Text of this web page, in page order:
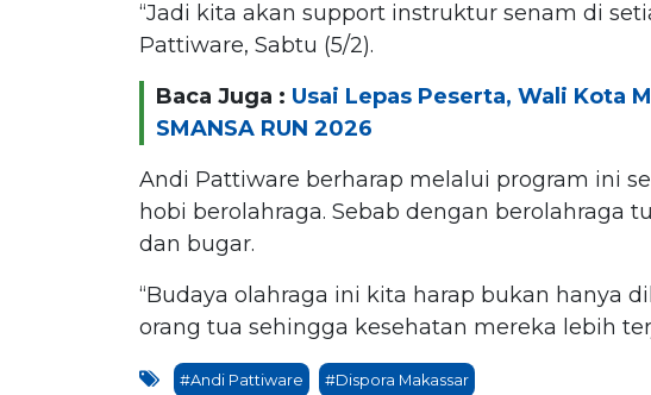
“Jadi kita akan support instruktur senam di
Pattiware, Sabtu (5/2).
Baca Juga : Usai Lepas Peserta, Wali Kota
SMANSA RUN 2026
Andi Pattiware berharap melalui program ini
hobi berolahraga. Sebab dengan berolahraga
dan bugar.
“Budaya olahraga ini kita harap bukan hanya
orang tua sehingga kesehatan mereka lebih
#Andi Pattiware #Dispora Makassar